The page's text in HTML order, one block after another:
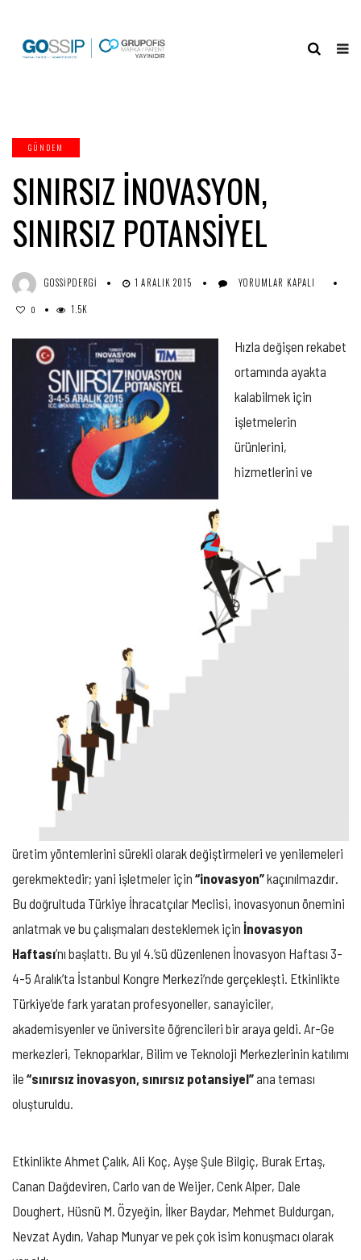
GÜNDEM
SINIRSIZ İNOVASYON,
SINIRSIZ POTANSİYEL
GOSSIPDERGI 1 ARALIK 2015
SINIRSIZ
IÇIN
YORUMLAR KAPALI
0 1.5K
Hızla değişen rekabet
ortamında ayakta
kalabilmek için
işletmelerin
ürünlerini,
hizmetlerini ve
üretim yöntemlerini sürekli olarak değiştirmeleri ve yenilemeleri
gerekmektedir; yani işletmeler için “inovasyon”kaçınılmazdır.
Bu doğrultuda Türkiye İhracatçılar Meclisi, inovasyonun önemini
anlatmak ve bu çalışmaları desteklemek için İnovasyon
Haftası’nı başlattı. Bu yıl 4.’sü düzenlenen İnovasyon Haftası 3-
4-5 Aralık’ta İstanbul Kongre Merkezi’nde gerçekleşti. Etkinlikte
Türkiye’de fark yaratan profesyoneller, sanayiciler,
akademisyenler ve üniversite öğrencileri bir araya geldi. Ar-Ge
merkezleri, Teknoparklar, Bilim ve Teknoloji Merkezlerinin katılımı
ile “sınırsız inovasyon, sınırsız potansiyel”ana teması
oluşturuldu.
Etkinlikte Ahmet Çalık, Ali Koç, Ayşe Şule Bilgiç, Burak Ertaş,
Canan Dağdeviren, Carlo van de Weijer, Cenk Alper, Dale
Doughert, Hüsnü M. Özyeğin, İlker Baydar, Mehmet Buldurgan,
Nevzat Aydın, Vahap Munyar ve pek çok isim konuşmacı olarak